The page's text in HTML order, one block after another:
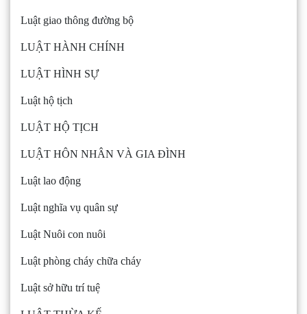
Luật giao thông đường bộ
LUẬT HÀNH CHÍNH
LUẬT HÌNH SỰ
Luật hộ tịch
LUẬT HỘ TỊCH
LUẬT HÔN NHÂN VÀ GIA ĐÌNH
Luật lao động
Luật nghĩa vụ quân sự
Luật Nuôi con nuôi
Luật phòng cháy chữa cháy
Luật sở hữu trí tuệ